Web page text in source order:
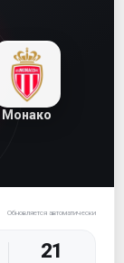
Монако
Обновляется автоматически
19